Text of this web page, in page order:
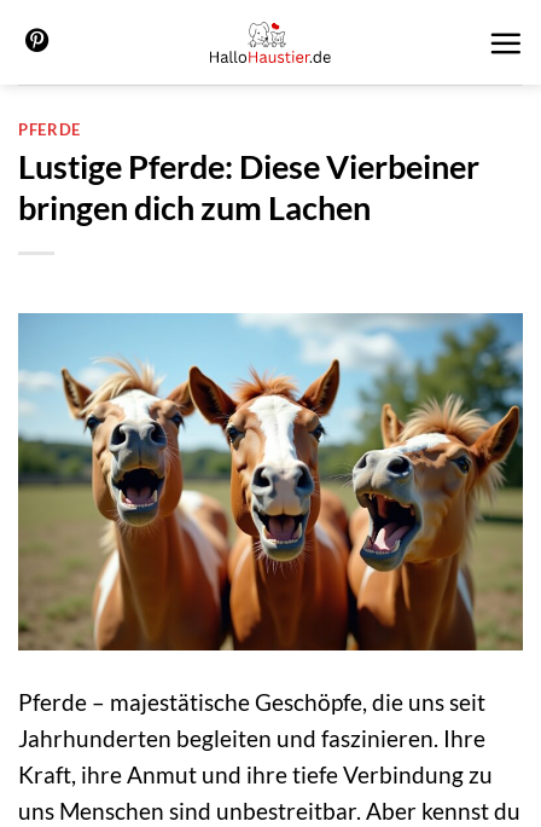
Inhalt
springen
PFERDE
Lustige Pferde: Diese Vierbeiner
bringen dich zum Lachen
Pferde – majestätische Geschöpfe, die uns seit
Jahrhunderten begleiten und faszinieren. Ihre
Kraft, ihre Anmut und ihre tiefe Verbindung zu
uns Menschen sind unbestreitbar. Aber kennst du